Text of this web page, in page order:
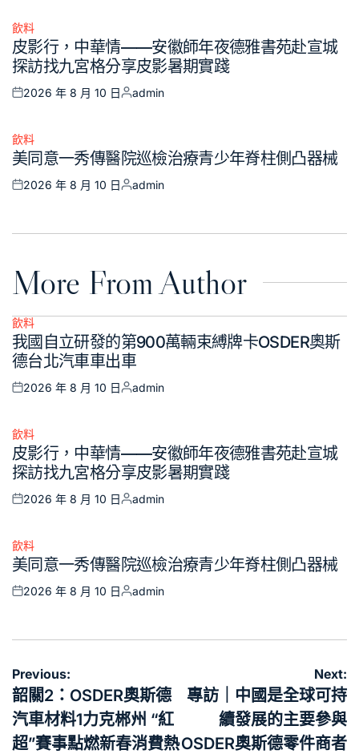
Posted
in
飲料
皮影行，中華情——安徽師年夜德雅書苑赴宣城
探訪找九宮格分享皮影暑期實踐
Posted
2026 年 8 月 10 日
Posted
admin
Posted
in
飲料
美同意一秀傳醫院巡檢治療青少年脊柱側凸器械
Posted
2026 年 8 月 10 日
Posted
admin
More From Author
Posted
in
飲料
我國自立研發的第900萬輛束縛牌卡OSDER奧斯
德台北汽車車出車
Posted
2026 年 8 月 10 日
Posted
admin
Posted
in
飲料
皮影行，中華情——安徽師年夜德雅書苑赴宣城
探訪找九宮格分享皮影暑期實踐
Posted
2026 年 8 月 10 日
Posted
admin
Posted
in
飲料
美同意一秀傳醫院巡檢治療青少年脊柱側凸器械
Posted
2026 年 8 月 10 日
Posted
admin
文
章
導
覽
Previous:
韶關2：OSDER奧斯德
汽車材料1力克郴州 “紅
超”賽事點燃新春消費熱
Next:
專訪｜中國是全球可持
續發展的主要參與
OSDER奧斯德零件商者